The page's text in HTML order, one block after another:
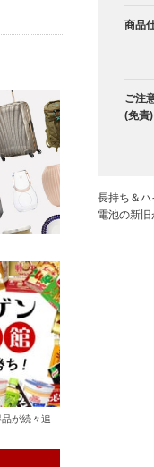
が続々追
商品
ご注
(免責)
長持ち＆ハ
電池の新